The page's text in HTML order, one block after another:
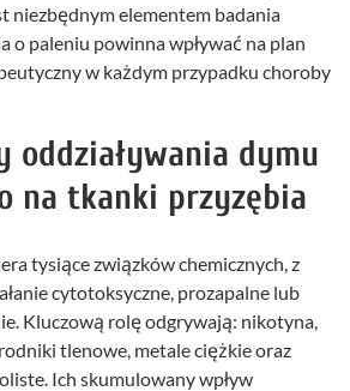
niezbędnym elementem badania
o paleniu powinna wpływać na plan
w każdym przypadku choroby
oddziaływania dymu
na tkanki przyzębia
tysiące związków chemicznych, z
cytotoksyczne, prozapalne lub
Kluczową rolę odgrywają: nikotyna,
tlenowe, metale ciężkie oraz
Ich skumulowany wpływ